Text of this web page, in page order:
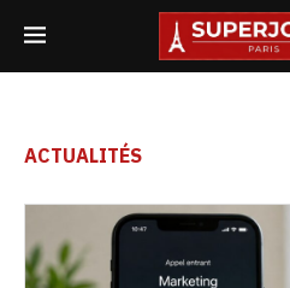
ACTUALITÉS